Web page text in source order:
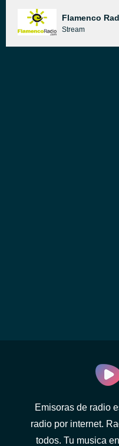
Flamenco
Stream
Emisoras de radio
radio por internet.
todos. Tu musica